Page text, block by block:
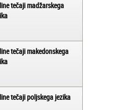
tečaji madžarskega
tečaji makedonskega
tečaji poljskega jezika